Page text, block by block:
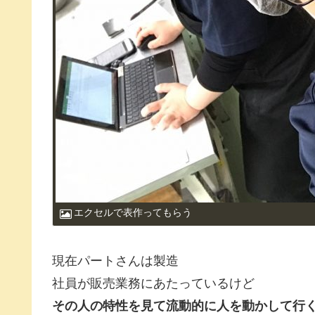
エクセルで表作ってもらう
現在パートさんは製造
社員が販売業務にあたっているけど
その人の特性を見て流動的に人を動かして行